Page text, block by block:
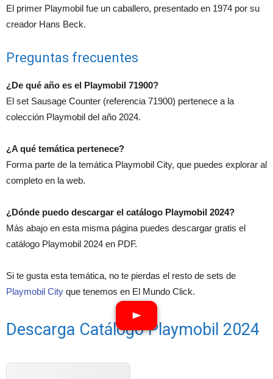
El primer Playmobil fue un caballero, presentado en 1974 por su
creador Hans Beck.
Preguntas frecuentes
¿De qué año es el Playmobil 71900?
El set Sausage Counter (referencia 71900) pertenece a la
colección Playmobil del año 2024.
¿A qué temática pertenece?
Forma parte de la temática Playmobil City, que puedes explorar al
completo en la web.
¿Dónde puedo descargar el catálogo Playmobil 2024?
Más abajo en esta misma página puedes descargar gratis el
catálogo Playmobil 2024 en PDF.
Si te gusta esta temática, no te pierdas el resto de sets de
Playmobil City que tenemos en El Mundo Click.
Descarga Catálogo Playmobil 2024